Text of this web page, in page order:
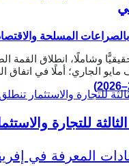
المسلحة
وشاملًا، انطلاق القمة
الجاري؛ أملًا في اتفاق
الثالثة للتجارة